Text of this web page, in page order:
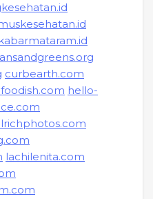
kabarmataram.id
curbearth.com
hello-
lachilenita.com